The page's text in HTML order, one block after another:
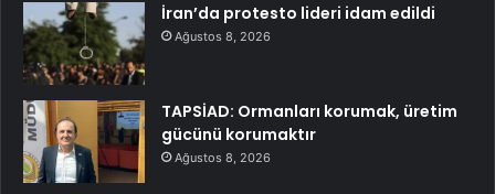
İran’da protesto lideri idam edildi
Ağustos 8, 2026
TAPSİAD: Ormanları korumak, üretim
gücünü korumaktır
Ağustos 8, 2026